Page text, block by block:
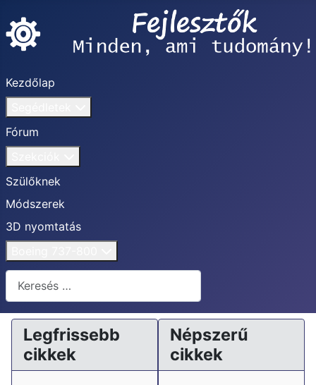
Kezdőlap
Fórum
Szülőknek
Módszerek
3D nyomtatás
Keresés...
Legfrissebb
cikkek
Népszerű
cikkek